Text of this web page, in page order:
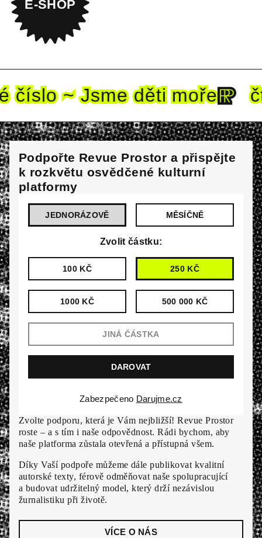
E-SHOP
číslo ~ Jsme děti moře
Podpořte Revue Prostor a přispějte
k rozkvětu osvědčené kulturní
platformy
Zvolte podporu, která je Vám nejbližší! Revue Prostor
roste – a s tím i naše odpovědnost. Rádi bychom, aby
naše platforma zůstala otevřená a přístupná všem.
Díky Vaší podpoře můžeme dále publikovat kvalitní
autorské texty, férově odměňovat naše spolupracující
a budovat udržitelný model, který drží nezávislou
žurnalistiku při životě.
VÍCE O NÁS
JEDNORÁZOVĚ MĚSÍČNĚ
Zvolit částku:
100 KČ 250 KČ
1000 KČ 500 000 KČ
Zabezpečeno Darujme.cz